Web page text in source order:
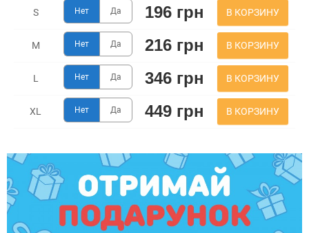
S Нет Да 196 грн В КОРЗИНУ
M Нет Да 216 грн В КОРЗИНУ
L Нет Да 346 грн В КОРЗИНУ
XL Нет Да 449 грн В КОРЗИНУ